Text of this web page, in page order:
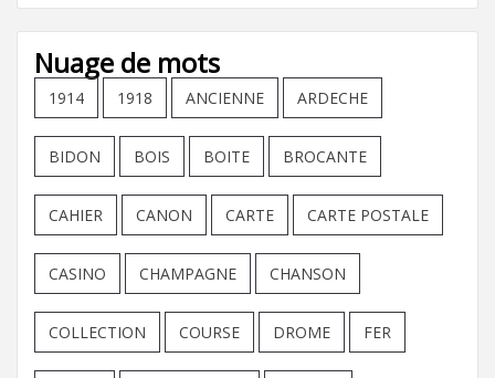
Nuage de mots
1914 1918 ANCIENNE ARDECHE
BIDON BOIS BOITE BROCANTE
CAHIER CANON CARTE CARTE POSTALE
CASINO CHAMPAGNE CHANSON
COLLECTION COURSE DROME FER